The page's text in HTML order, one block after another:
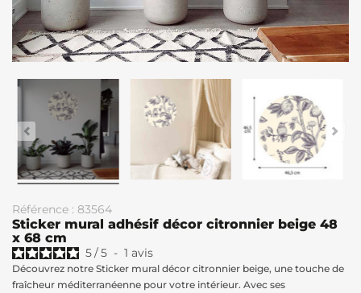
Référence : 83564
Sticker mural adhésif décor citronnier beige 48
x 68 cm
5/5 - 1 avis
Découvrez notre Sticker mural décor citronnier beige, une touche de
fraîcheur méditerranéenne pour votre intérieur. Avec ses